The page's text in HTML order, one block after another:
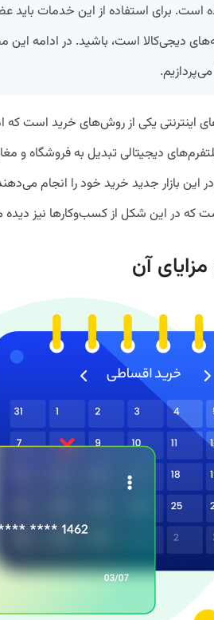
است. برای استفاده از این خدمات
دیجی‌کالا است، باشید. در ادامه
اینترنتی یکی از روش‌های خرید است
دیجیتالی تبدیل به فروشگاه و
این بازار جدید خرید خود را انجام
که در این شکل از کسب‌وکارها نیز
آن